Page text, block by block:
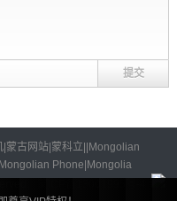
蒙古网站|蒙科立||Mongolian
Phone|Mongolia